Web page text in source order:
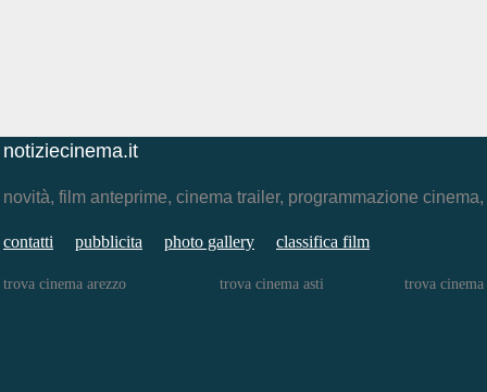
notiziecinema.it
novità, film anteprime, cinema trailer, programmazione
contatti pubblicita photo gallery classifica film
trova cinema arezzo trova cinema asti trova